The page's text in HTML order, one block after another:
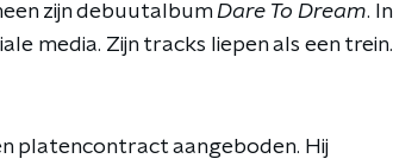
zijn debuutalbum Dare To Dream. In
media. Zijn tracks liepen als een trein.
platencontract aangeboden. Hij